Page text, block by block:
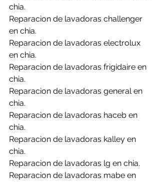
chia.
Reparacion de lavadoras challenger
en chia.
Reparacion de lavadoras electrolux
en chia.
Reparacion de lavadoras frigidaire en
chia.
Reparacion de lavadoras general en
chia.
Reparacion de lavadoras haceb en
chia.
Reparacion de lavadoras kalley en
chia.
Reparacion de lavadoras lg en chia.
Reparacion de lavadoras mabe en